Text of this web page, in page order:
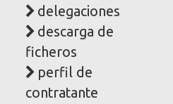
delegaciones
descarga de
ficheros
perfil de
contratante